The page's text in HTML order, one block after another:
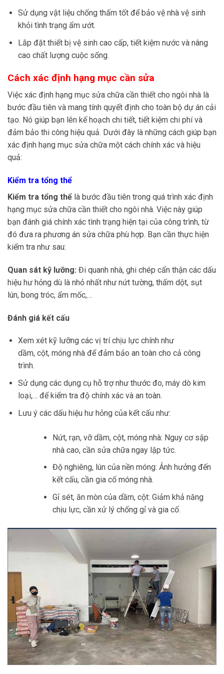
Sử dụng vật liệu chống thấm tốt để bảo vệ nhà vệ sinh
khỏi tình trạng ẩm ướt.
Lắp đặt thiết bị vệ sinh cao cấp, tiết kiệm nước và nâng
cao chất lượng cuộc sống.
Cách xác định hạng mục cần sửa
Việc xác định hạng mục sửa chữa cần thiết cho ngôi nhà là
bước đầu tiên và mang tính quyết định cho toàn bộ dự án cải
tạo. Nó giúp bạn lên kế hoạch chi tiết, tiết kiệm chi phí và
đảm bảo thi công hiệu quả. Dưới đây là những cách giúp bạn
xác định hạng mục sửa chữa một cách chính xác và hiệu
quả:
Kiểm tra tổng thể
Kiểm tra tổng thể là bước đầu tiên trong quá trình xác định
hạng mục sửa chữa cần thiết cho ngôi nhà. Việc này giúp
bạn đánh giá chính xác tình trạng hiện tại của công trình, từ
đó đưa ra phương án sửa chữa phù hợp. Bạn cần thực hiện
kiểm tra như sau:
Quan sát kỹ lưỡng: Đi quanh nhà, ghi chép cẩn thận các dấu
hiệu hư hỏng dù là nhỏ nhất như nứt tường, thấm dột, sụt
lún, bong tróc, ẩm mốc,…
Đánh giá kết cấu
Xem xét kỹ lưỡng các vị trí chịu lực chính như
dầm, cột, móng nhà để đảm bảo an toàn cho cả công
trình.
Sử dụng các dụng cụ hỗ trợ như thước đo, máy dò kim
loại,… để kiểm tra độ chính xác và an toàn.
Lưu ý các dấu hiệu hư hỏng của kết cấu như:
Nứt, rạn, vỡ dầm, cột, móng nhà: Nguy cơ sập
nhà cao, cần sửa chữa ngay lập tức.
Độ nghiêng, lún của nền móng: Ảnh hưởng đến
kết cấu, cần gia cố móng nhà.
Gỉ sét, ăn mòn của dầm, cột: Giảm khả năng
chịu lực, cần xử lý chống gỉ và gia cố.